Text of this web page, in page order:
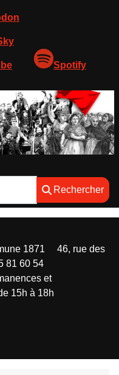
Spotify
Rechercher
1871 46, rue des
81 60 54
et
15h à 18h